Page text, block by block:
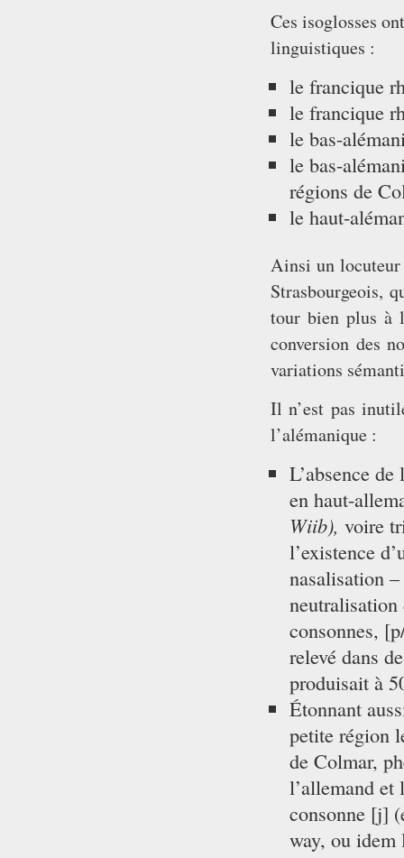
Ces isoglosses
linguistiques :
le francique
le francique
le bas-
le bas-
régions de
le haut-
Ainsi un locuteur
Strasbourgeois,
tour bien plus à
conversion des
variations
Il n’est pas
l’alémanique :
L’absence
en haut-
Wiib), voire
l’existence
nasalisation
neutralisation
consonnes,
relevé dans
produisait à
Étonnant
petite région
de Colmar,
l’allemand et
consonne [j]
way, ou